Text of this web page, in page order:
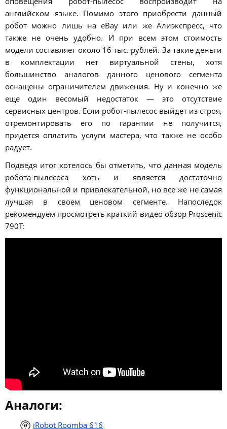
английском языке. Помимо этого приобрести данный
робот можно лишь на eBay или же Алиэкспресс, что
также не очень удобно. И при всем этом стоимость
модели составляет около 16 тыс. рублей. За такие деньги
в комплектации нет виртуальной стены, хотя
большинство аналогов данного ценового сегмента
оснащены ограничителем движения. Ну и конечно же
еще один весомый недостаток — это отсутствие
сервисных центров. Если робот-пылесос выйдет из строя,
отремонтировать его по гарантии не получится,
придется оплатить услуги мастера, что также не особо
радует.
Подведя итог хотелось бы отметить, что данная модель
робота-пылесоса хоть и является достаточно
функциональной и привлекательной, но все же не самая
лучшая в своем ценовом сегменте. Напоследок
рекомендуем просмотреть краткий видео обзор Proscenic
790T:
Аналоги:
iRobot Roomba 616